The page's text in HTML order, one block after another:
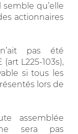
qu’elle
actionnaires
pas été
L225-103s),
si tous les
lors de
assemblée
ne sera pas